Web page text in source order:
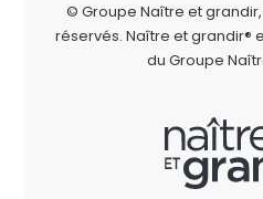
© Groupe Naître et
réservés. Naître et grandir®
du Groupe